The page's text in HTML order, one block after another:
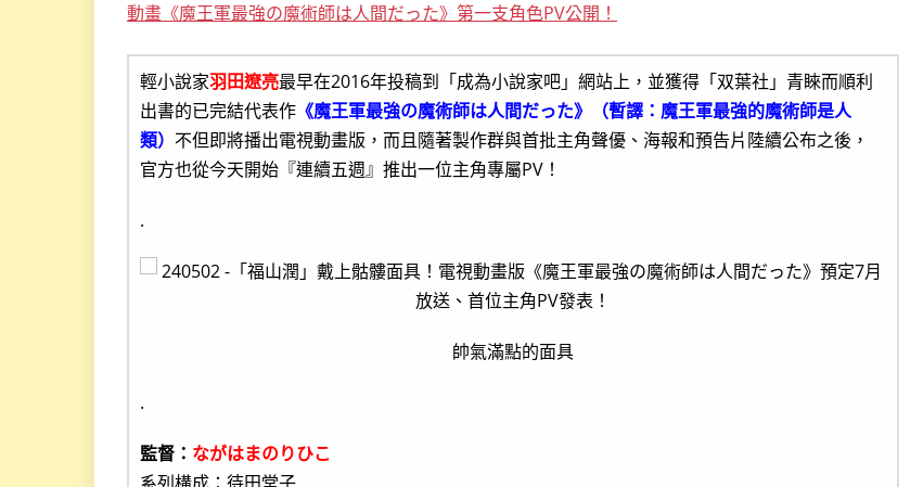
動畫《魔王軍最強の魔術師は人間だった》第一支角色PV公開！
輕小說家羽田遼亮最早在2016年投稿到「成為小說家吧」網站上，並獲得「双葉社」青睞而順利
出書的已完結代表作 《魔王軍最強の魔術師は人間だった》（暫譯：魔王軍最強的魔術師是人
類） 不但即將播出電視動畫版，而且隨著製作群與首批主角聲優、海報和預告片陸續公布之後，
官方也從今天開始『連續五週』推出一位主角專屬PV！
.
帥氣滿點的面具
.
監督： ながはまのりひこ